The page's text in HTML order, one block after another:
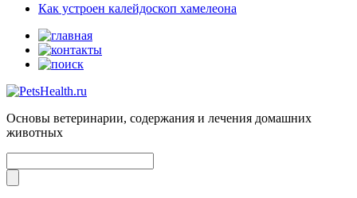
Как устроен калейдоскоп хамелеона
Основы ветеринарии, содержания и лечения домашних
животных